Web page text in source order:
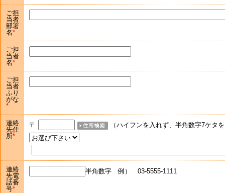
ご担
当者
部署
名
ご担
当者
名
ご担
当者
ふり
がな
連絡
先住
所
〒 （ハイフンを入れず、半角数字7ケタ
連絡
先電
話番
号
半角数字 例） 03-5555-1111